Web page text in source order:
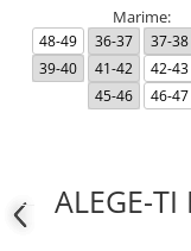
Marime:
48-49 36-37 37-38
39-40
41-42 42-43
45-46
46-47
ALEGE-TI